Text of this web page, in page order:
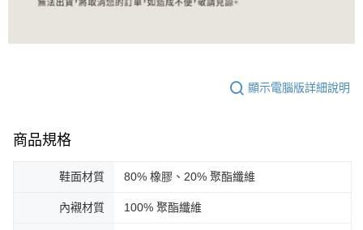
顯示電腦版詳細說明
商品規格
鞋面材質 80% 橡膠、20% 聚酯纖維
內襯材質 100% 聚酯纖維